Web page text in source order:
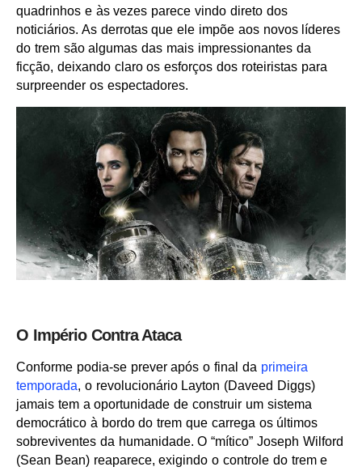
quadrinhos e às vezes parece vindo direto dos
noticiários. As derrotas que ele impõe aos novos líderes
do trem são algumas das mais impressionantes da
ficção, deixando claro os esforços dos roteiristas para
surpreender os espectadores.
O Império Contra Ataca
Conforme podia-se prever após o final da primeira
temporada, o revolucionário Layton (Daveed Diggs)
jamais tem a oportunidade de construir um sistema
democrático à bordo do trem que carrega os últimos
sobreviventes da humanidade. O “mítico” Joseph Wilford
(Sean Bean) reaparece, exigindo o controle do trem e